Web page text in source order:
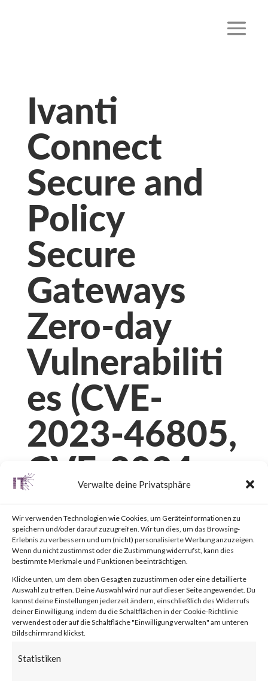
Verwalte deine Privatsphäre
Wir verwenden Technologien wie Cookies, um Geräteinformationen zu
speichern und/oder darauf zuzugreifen. Wir tun dies, um das Browsing-
Erlebnis zu verbessern und um (nicht) personalisierte Werbung anzuzeigen.
Wenn du nicht zustimmst oder die Zustimmung widerrufst, kann dies
bestimmte Merkmale und Funktionen beeinträchtigen.
Klicke unten, um dem oben Gesagten zuzustimmen oder eine detaillierte
Auswahl zu treffen. Deine Auswahl wird nur auf dieser Seite angewendet. Du
kannst deine Einstellungen jederzeit ändern, einschließlich des Widerrufs
deiner Einwilligung, indem du die Schaltflächen in der Cookie-Richtlinie
verwendest oder auf die Schaltfläche "Einwilligung verwalten" am unteren
Bildschirmrand klickst.
Statistiken
Ivanti
Connect
Secure and
Policy
Secure
Gateways
Zero-day
Vulnerabiliti
es (CVE-
2023-46805,
CVE-2024-
21887, CVE-
2024-21888,
CVE-2024-
21893)